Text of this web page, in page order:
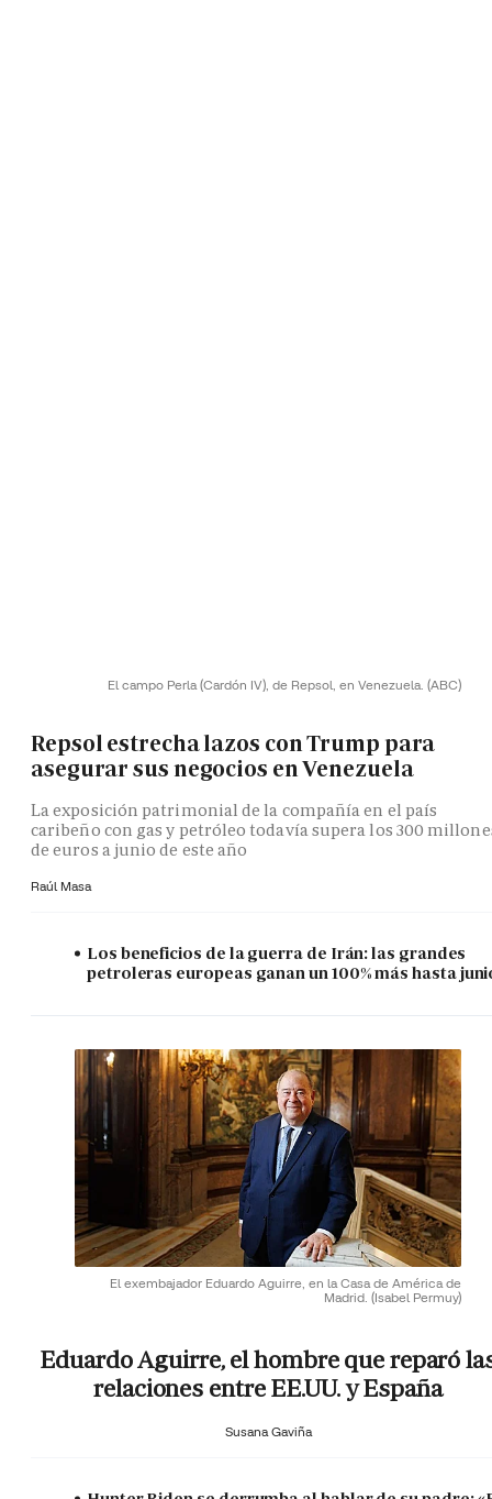
El campo Perla (Cardón IV), de Repsol, en Venezuela. (ABC)
Repsol estrecha lazos con Trump para
asegurar sus negocios en Venezuela
La exposición patrimonial de la compañía en el país
caribeño con gas y petróleo todavía supera los 300
de euros a junio de este año
Raúl Masa
Los beneficios de la guerra de Irán: las grandes
petroleras europeas ganan un 100% más hasta
El exembajador Eduardo Aguirre, en la Casa de América de
Madrid. (Isabel Permuy)
Eduardo Aguirre, el hombre que reparó
relaciones entre EE.UU. y España
Susana Gaviña